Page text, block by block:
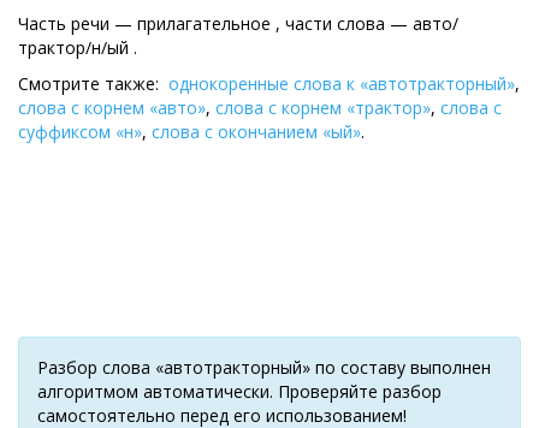
Часть речи — прилагательное , части слова — авто/
трактор/н/ый .
Смотрите также: однокоренные слова к «автотракторный»,
слова с корнем «авто», слова с корнем «трактор», слова с
суффиксом «н», слова с окончанием «ый».
Разбор слова «автотракторный» по составу выполнен
алгоритмом автоматически. Проверяйте разбор
самостоятельно перед его использованием!